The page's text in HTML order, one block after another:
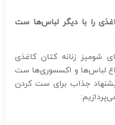
را با دیگر لباس‌ها ست
شومیز زنانه کتان کاغذی
لباس‌ها و اکسسوری‌ها ست
جذاب برای ست کردن